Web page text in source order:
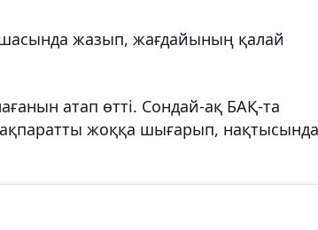
жазып, жағдайының қалай
атап өтті. Сондай-ақ БАҚ-та
ақпаратты жоққа шығарып, нақтысында